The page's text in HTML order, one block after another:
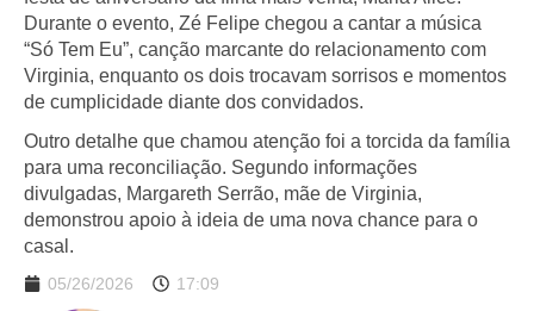
Durante o evento, Zé Felipe chegou a cantar a música
“Só Tem Eu”, canção marcante do relacionamento com
Virginia, enquanto os dois trocavam sorrisos e momentos
de cumplicidade diante dos convidados.
Outro detalhe que chamou atenção foi a torcida da família
para uma reconciliação. Segundo informações
divulgadas, Margareth Serrão, mãe de Virginia,
demonstrou apoio à ideia de uma nova chance para o
casal.
05/26/2026 17:09